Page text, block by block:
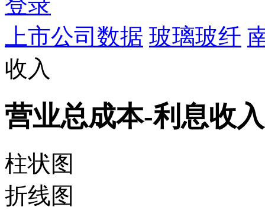
上市公司数据 玻璃玻纤
收入
营业总成本-利息收入
柱状图
折线图